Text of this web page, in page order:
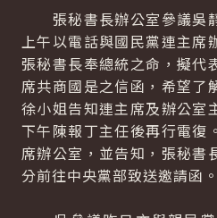
張秘書長辦公室參議吳
上午以電話與國民黨連主席
張秘書長奉總統之命，擬代
席共商國是之信函，希望了
徐小姐告知連主席及辦公室
下午陳報丁主任後再行電復
席辦公室，並告知，張秘書
分前往中央黨部致送邀請函。